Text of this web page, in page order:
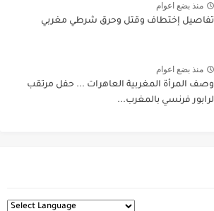
منذ بضع اعوام
تفاصيل إختطاف وقتل وحرق شرطي مغربي
منذ بضع اعوام
وصف المرأة المغربية العاهرات ... حفل مرتقب
لرابور فرنسي بالمغرب...